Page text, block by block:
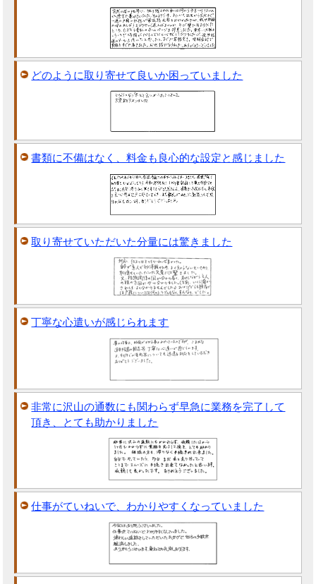
どのように取り寄せて良いか困っていました
書類に不備はなく、料金も良心的な設定と感じました
取り寄せていただいた分量には驚きました
丁寧な心遣いが感じられます
非常に沢山の通数にも関わらず早急に業務を完了して
頂き、とても助かりました
仕事がていねいで、わかりやすくなっていました